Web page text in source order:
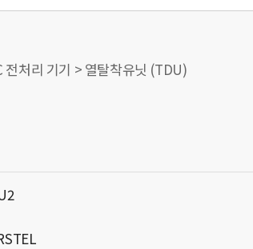
전처리 기기 > 열탈착유닛 (TDU)